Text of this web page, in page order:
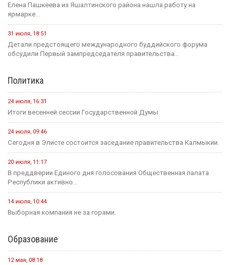
Елена Пашкеева из Яшалтинского района нашла работу на
ярмарке...
31 июля, 18:51
Детали предстоящего международного буддийского форума
обсудили Первый зампредседателя правительства...
Политика
24 июля, 16:31
Итоги весенней сессии Государственной Думы
24 июля, 09:46
Сегодня в Элисте состоится заседание правительства Калмыкии.
20 июля, 11:17
В преддверии Единого дня голосования Общественная палата
Республики активно...
14 июля, 10:44
Выборная компания не за горами.
Образование
12 мая, 08:18